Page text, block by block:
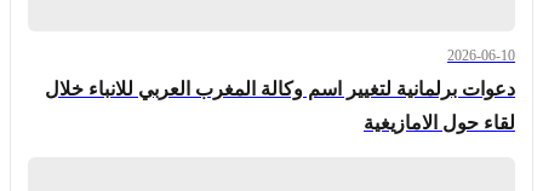
2026-06-10
دعوات برلمانية لتغيير اسم وكالة المغرب العربي للانباء خلال
لقاء حول الامازيغية